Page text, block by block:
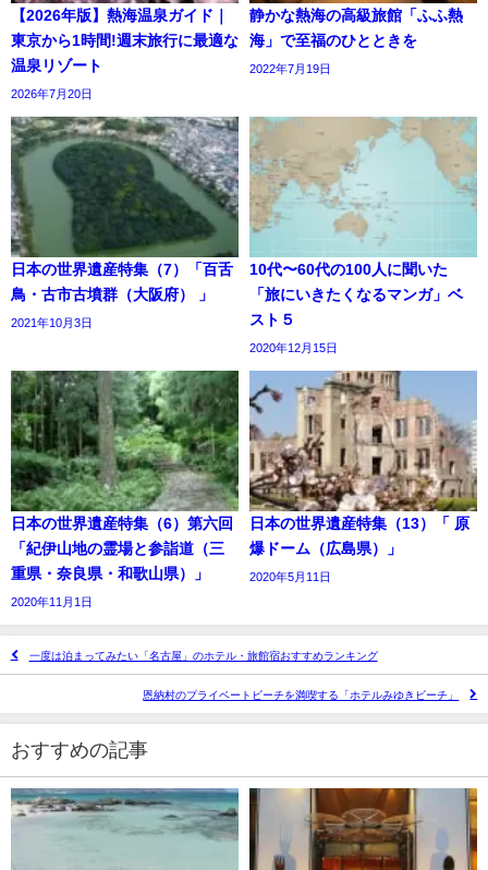
【2026年版】熱海温泉ガイド｜
東京から1時間!週末旅行に最適な
温泉リゾート
2026年7月20日
静かな熱海の高級旅館「ふふ熱
海」で至福のひとときを
2022年7月19日
日本の世界遺産特集（7）「百舌
鳥・古市古墳群（大阪府） 」
2021年10月3日
10代〜60代の100人に聞いた
「旅にいきたくなるマンガ」ベ
スト５
2020年12月15日
日本の世界遺産特集（6）第六回
「紀伊山地の霊場と参詣道（三
重県・奈良県・和歌山県）」
2020年11月1日
日本の世界遺産特集（13）「 原
爆ドーム（広島県）」
2020年5月11日
一度は泊まってみたい「名古屋」のホテル・旅館宿おすすめランキング
恩納村のプライベートビーチを満喫する「ホテルみゆきビーチ」
おすすめの記事